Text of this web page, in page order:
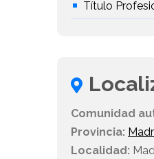
Título
Comunidad
Provincia:
Localidad: